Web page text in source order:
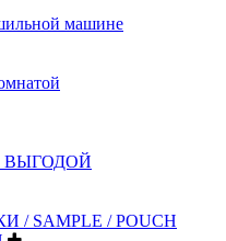
машине
SAMPLE / POUCH